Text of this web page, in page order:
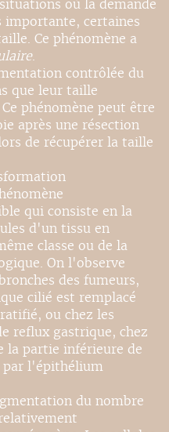
où la demande
certaines
Ce phénomène a
.
contrôlée du
que leur taille
phénomène peut être
après une résection
de récupérer la taille
qui consiste en la
d'un tissu en
classe ou de la
On l'observe
des fumeurs,
cilié est remplacé
ou chez les
reflux gastrique, chez
la partie inférieure de
par l'épithélium
du nombre